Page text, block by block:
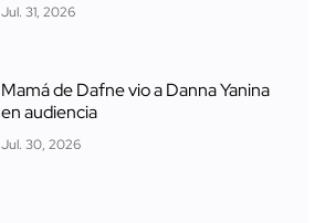
Jul. 31, 2026
Mamá de Dafne vio a Danna Yanina
en audiencia
Jul. 30, 2026